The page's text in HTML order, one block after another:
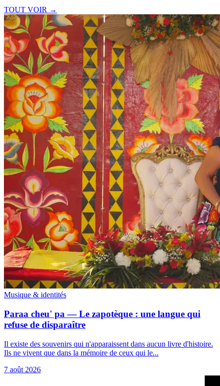
TOUT VOIR →
Musique & identités
Paraa cheu' pa — Le zapotèque : une langue qui
refuse de disparaître
Il existe des souvenirs qui n'apparaissent dans aucun livre d'histoire.
Ils ne vivent que dans la mémoire de ceux qui le...
7 août 2026